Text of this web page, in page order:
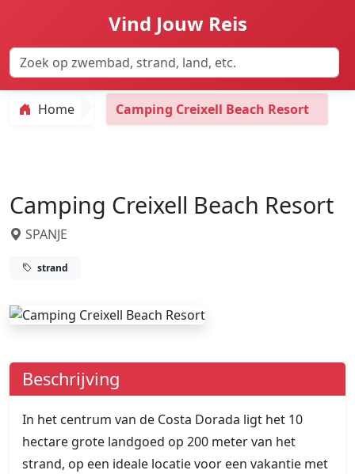
Vind Jouw Reis
Home Camping Creixell Beach Resort
Camping Creixell Beach Resort
SPANJE
strand
Beschrijving
In het centrum van de Costa Dorada ligt het 10
hectare grote landgoed op 200 meter van het
strand, op een ideale locatie voor een vakantie met